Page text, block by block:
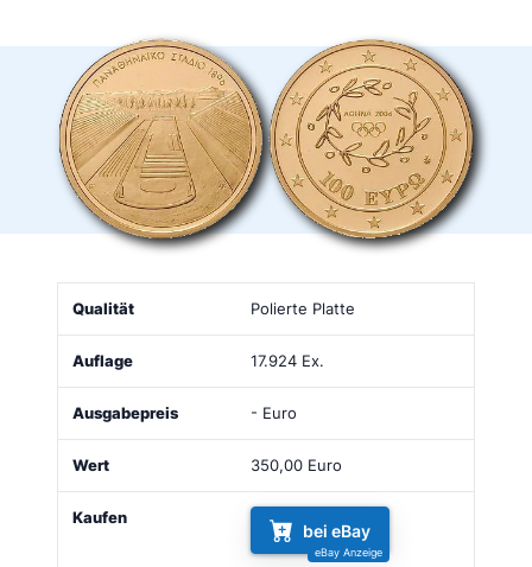
Qualität Ausgabepreis
Polierte Platte
17.924 Ex.
- Euro
350,00 Euro
bei eBay